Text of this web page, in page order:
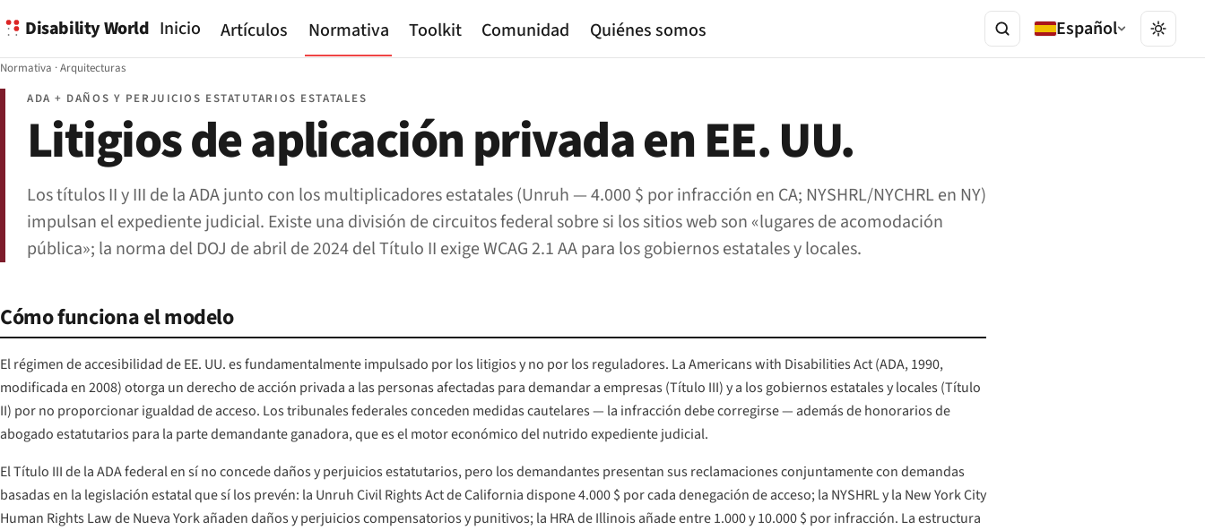
Disability World Inicio Artículos Normativa Toolkit Comunidad Quiénes somos Español
Normativa ·Arquitecturas
ADA + DAÑOS Y PERJUICIOS ESTATUTARIOS ESTATALES
Litigios de aplicación privada en EE. UU.
Los títulos II y III de la ADA junto con los multiplicadores estatales (Unruh — 4.000 $ por infracción en CA; NYSHRL/NYCHRL en NY)
impulsan el expediente judicial. Existe una división de circuitos federal sobre si los sitios web son «lugares de acomodación
pública»; la norma del DOJ de abril de 2024 del Título II exige WCAG 2.1 AA para los gobiernos estatales y locales.
Cómo funciona el modelo
El régimen de accesibilidad de EE. UU. es fundamentalmente impulsado por los litigios y no por los reguladores. La Americans with Disabilities Act (ADA, 1990,
modificada en 2008) otorga un derecho de acción privada a las personas afectadas para demandar a empresas (Título III) y a los gobiernos estatales y locales (Título
II) por no proporcionar igualdad de acceso. Los tribunales federales conceden medidas cautelares — la infracción debe corregirse — además de honorarios de
abogado estatutarios para la parte demandante ganadora, que es el motor económico del nutrido expediente judicial.
El Título III de la ADA federal en sí no concede daños y perjuicios estatutarios, pero los demandantes presentan sus reclamaciones conjuntamente con demandas
basadas en la legislación estatal que sí los prevén: la Unruh Civil Rights Act de California dispone 4.000 $ por cada denegación de acceso; la NYSHRL y la New York City
Human Rights Law de Nueva York añaden daños y perjuicios compensatorios y punitivos; la HRA de Illinois añade entre 1.000 y 10.000 $ por infracción. La estructura